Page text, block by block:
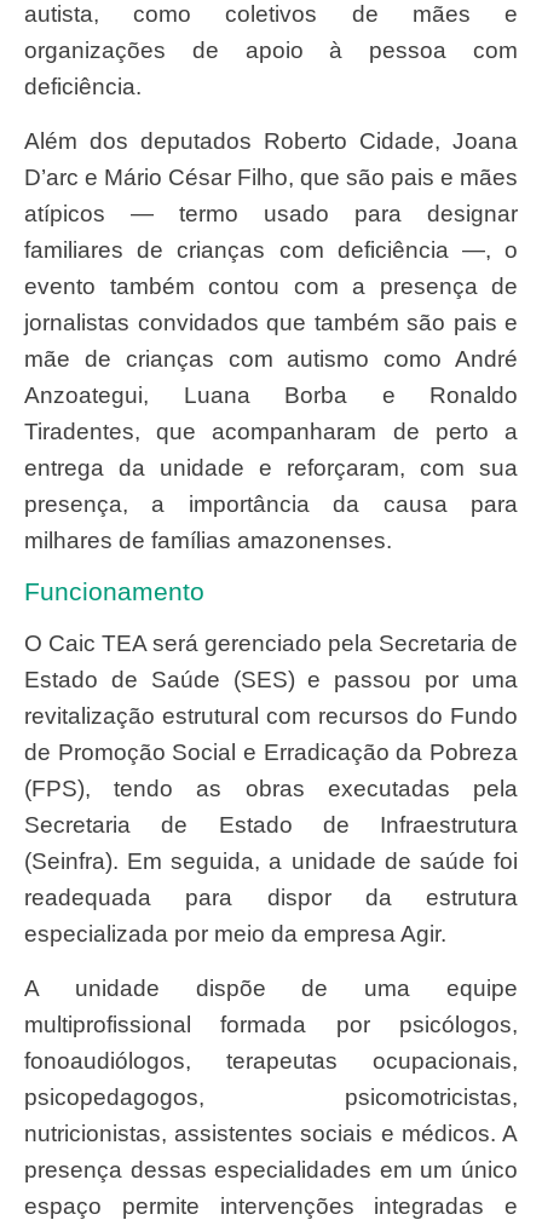
autista, como coletivos de mães e
organizações de apoio à pessoa com
deficiência.
Além dos deputados Roberto Cidade, Joana
D’arc e Mário César Filho, que são pais e mães
atípicos — termo usado para designar
familiares de crianças com deficiência —, o
evento também contou com a presença de
jornalistas convidados que também são pais e
mãe de crianças com autismo como André
Anzoategui, Luana Borba e Ronaldo
Tiradentes, que acompanharam de perto a
entrega da unidade e reforçaram, com sua
presença, a importância da causa para
milhares de famílias amazonenses.
Funcionamento
O Caic TEA será gerenciado pela Secretaria de
Estado de Saúde (SES) e passou por uma
revitalização estrutural com recursos do Fundo
de Promoção Social e Erradicação da Pobreza
(FPS), tendo as obras executadas pela
Secretaria de Estado de Infraestrutura
(Seinfra). Em seguida, a unidade de saúde foi
readequada para dispor da estrutura
especializada por meio da empresa Agir.
A unidade dispõe de uma equipe
multiprofissional formada por psicólogos,
fonoaudiólogos, terapeutas ocupacionais,
psicopedagogos, psicomotricistas,
nutricionistas, assistentes sociais e médicos. A
presença dessas especialidades em um único
espaço permite intervenções integradas e